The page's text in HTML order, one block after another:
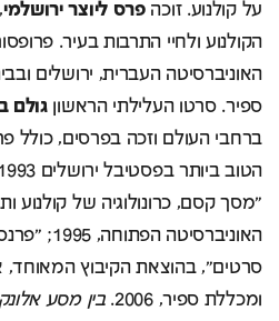
על קולנוע. זוכהפרס ליוצר ירושלמי
הקולנוע ולחיי התרבות בעיר.
האוניברסיטה העברית, ירושלים
ספיר. סרטו העלילתי הראשוןגולם
ברחבי העולם וזכה בפרסים, כולל
"מסך קסם, כרונולוגיה של קולנוע
סרטים", בהוצאת הקיבוץ המאוחד,
ומכללת ספיר, 2006.
בין מסע